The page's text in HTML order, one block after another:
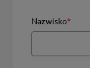
Nazwisko*